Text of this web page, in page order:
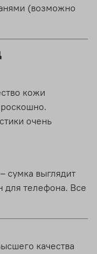
(возможно
кожи
очень
сумка выглядит
для телефона. Все
качества